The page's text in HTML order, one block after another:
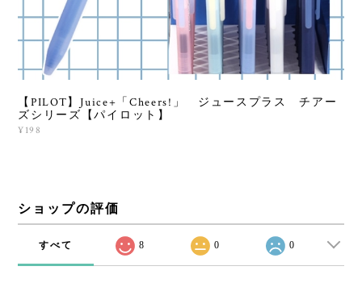
【PILOT】Juice+「Cheers!」 ジュースプラス チアー
ズシリーズ【パイロット】
¥198
ショップの評価
すべて 8 0 0